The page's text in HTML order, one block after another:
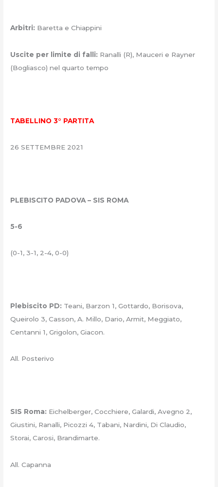
Arbitri: Baretta e Chiappini
Uscite per limite di falli: Ranalli (R), Mauceri e Rayner
(Bogliasco) nel quarto tempo
TABELLINO 3° PARTITA
26 SETTEMBRE 2021
PLEBISCITO PADOVA – SIS ROMA
5-6
(0-1, 3-1, 2-4, 0-0)
Plebiscito PD: Teani, Barzon 1, Gottardo, Borisova,
Queirolo 3, Casson, A. Millo, Dario, Armit, Meggiato,
Centanni 1, Grigolon, Giacon.
All. Posterivo
SIS Roma: Eichelberger, Cocchiere, Galardi, Avegno 2,
Giustini, Ranalli, Picozzi 4, Tabani, Nardini, Di Claudio,
Storai, Carosi, Brandimarte.
All. Capanna